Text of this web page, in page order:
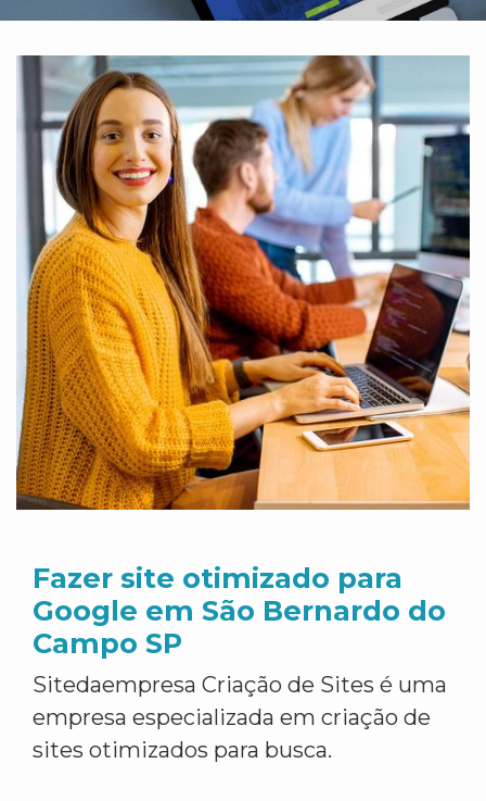
Fazer site otimizado para
Google em São Bernardo do
Campo SP
Sitedaempresa Criação de Sites é uma
empresa especializada em criação de
sites otimizados para busca.